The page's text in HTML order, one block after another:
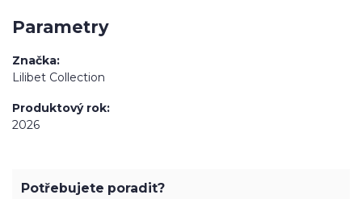
Parametry
Značka
Lilibet Collection
Produktový rok
2026
Potřebujete poradit?